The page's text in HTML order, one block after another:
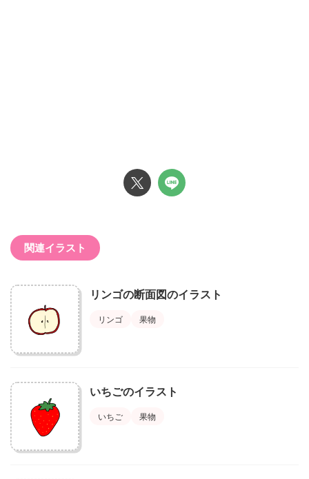
関連イラスト
リンゴの断面図のイラスト
リンゴ 果物
いちごのイラスト
いちご 果物